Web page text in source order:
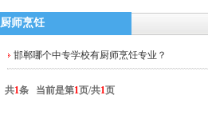
厨师烹饪
邯郸哪个中专学校有厨师烹饪专业？
共1条 当前是第1页/共1页